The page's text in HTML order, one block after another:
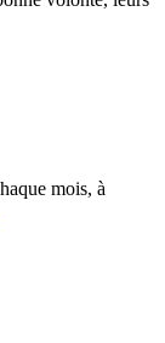
mois, à